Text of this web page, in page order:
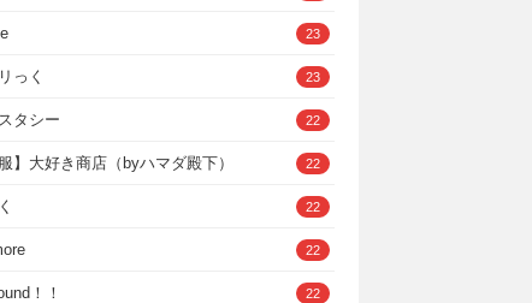
23
っく 23
タシー 22
】大好き商店（byハマダ殿下） 22
22
22
！！ 22